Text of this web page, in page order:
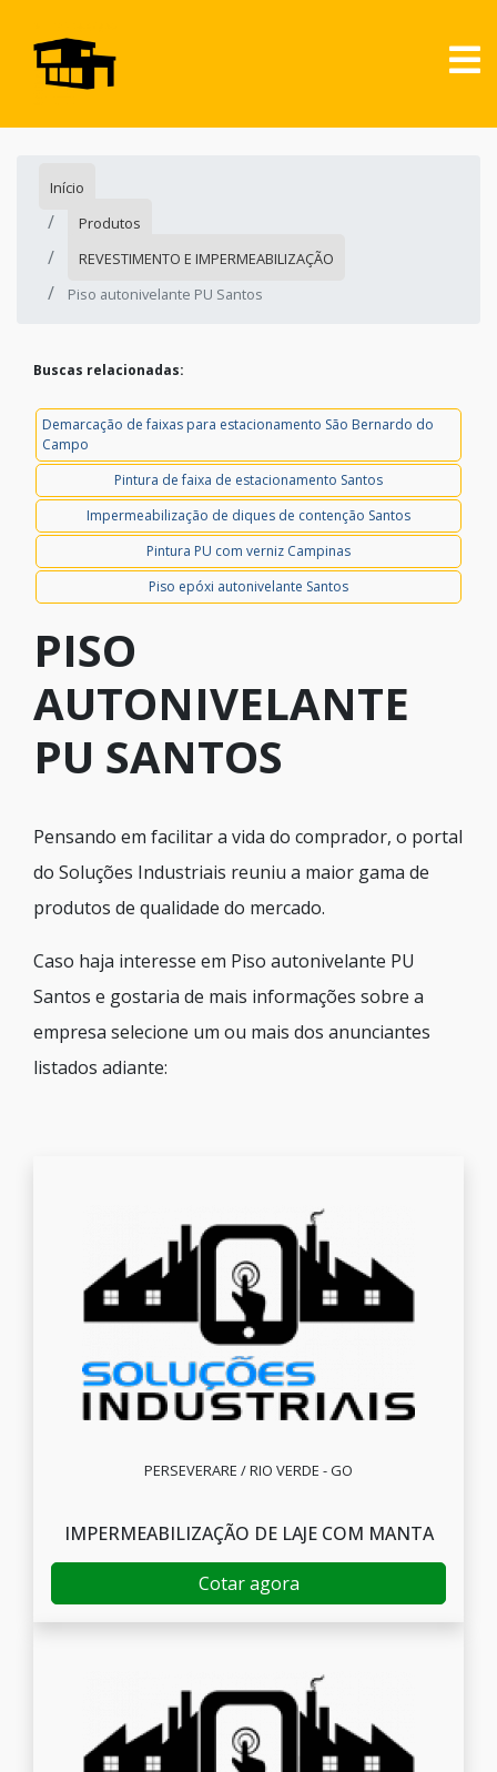
Início
Produtos
REVESTIMENTO E IMPERMEABILIZAÇÃO
Piso autonivelante PU Santos
Buscas relacionadas:
Demarcação de faixas para estacionamento São Bernardo do
Campo
Pintura de faixa de estacionamento Santos
Impermeabilização de diques de contenção Santos
Pintura PU com verniz Campinas
Piso epóxi autonivelante Santos
PISO
AUTONIVELANTE
PU SANTOS
Pensando em facilitar a vida do comprador, o portal
do Soluções Industriais reuniu a maior gama de
produtos de qualidade do mercado.
Caso haja interesse em Piso autonivelante PU
Santos e gostaria de mais informações sobre a
empresa selecione um ou mais dos anunciantes
listados adiante:
PERSEVERARE / RIO VERDE - GO
IMPERMEABILIZAÇÃO DE LAJE COM MANTA
Cotar agora